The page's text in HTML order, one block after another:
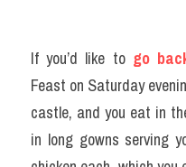
If you’d like to go
Feast on Saturday
castle, and you eat in
in long gowns serving